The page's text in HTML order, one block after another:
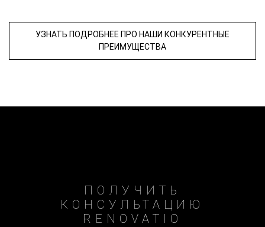
УЗНАТЬ ПОДРОБНЕЕ ПРО НАШИ КОНКУРЕНТНЫЕ
ПРЕИМУЩЕСТВА
ПОЛУЧИТЬ
КОНСУЛЬТАЦИЮ
RENOVATIO